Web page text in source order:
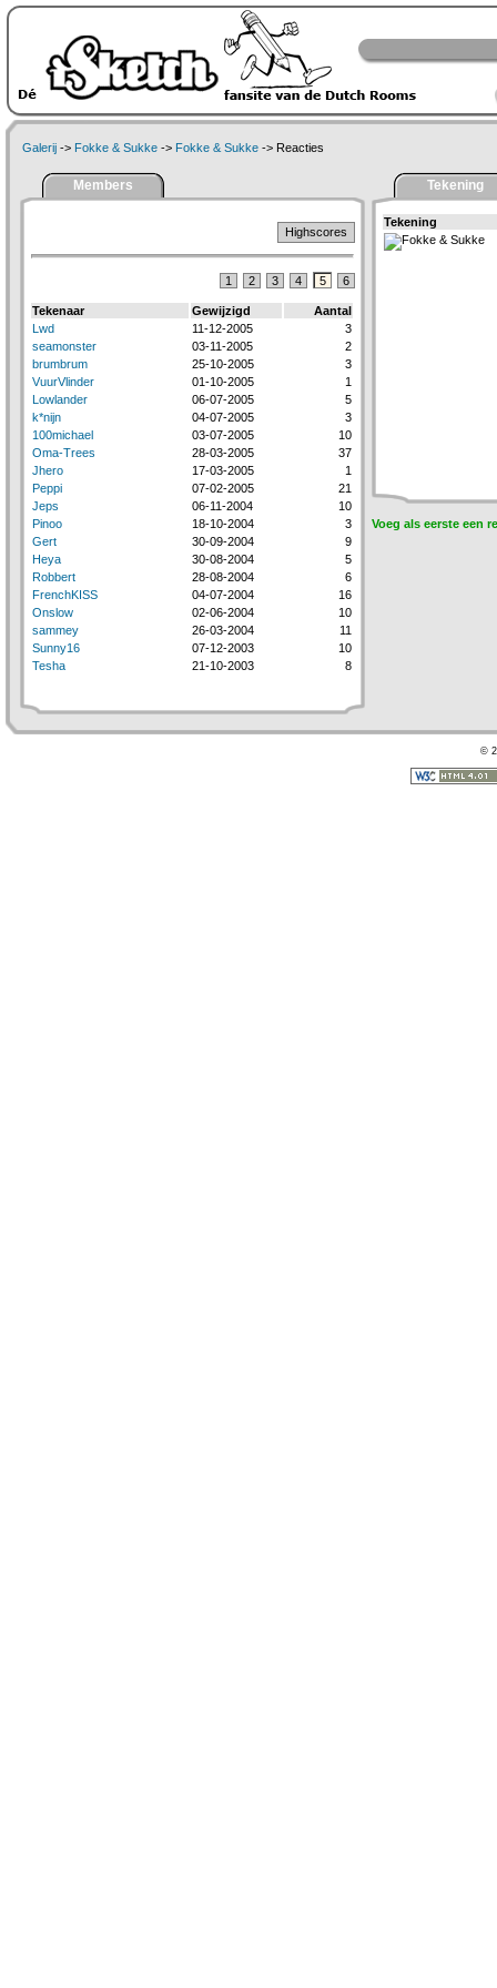
Galerij -> Fokke & Sukke -> Fokke & Sukke -> Reacties
Members
Highscores
1 2 3 4 5 6
Tekenaar Gewijzigd
Aantal
Lwd
11-12-2005
3
seamonster
03-11-2005
2
brumbrum
25-10-2005
3
VuurVlinder
01-10-2005
1
Lowlander
06-07-2005
5
k*nijn
04-07-2005
3
100michael
03-07-2005
10
Oma-Trees
28-03-2005
37
Jhero
17-03-2005
1
Peppi
07-02-2005
21
Jeps
06-11-2004
10
Pinoo
18-10-2004
3
Gert
30-09-2004
9
Heya
30-08-2004
5
Robbert
28-08-2004
6
FrenchKISS
04-07-2004
16
Onslow
02-06-2004
10
sammey
26-03-2004
11
Sunny16
07-12-2003
10
Tesha
21-10-2003 8
Tekening
Tekening
Voeg als eerste een
©